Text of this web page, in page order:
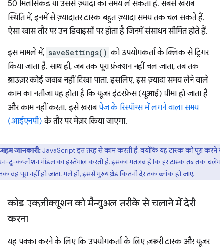
50 मिलीसेकंड या उससे ज़्यादा का समय ले सकता है. सबसे खराब
स्थिति में, इनमें से ज़्यादातर टास्क बहुत ज़्यादा समय तक चल सकते हैं.
ऐसा खास तौर पर उन डिवाइसों पर होता है जिनमें संसाधन सीमित होते हैं.
इस मामले में, saveSettings() को उपयोगकर्ता के क्लिक से ट्रिगर
किया जाता है. साथ ही, जब तक पूरा फ़ंक्शन नहीं चल जाता, तब तक
ब्राउज़र कोई जवाब नहीं दिखा पाता. इसलिए, इस ज़्यादा समय लेने वाले
काम का नतीजा यह होता है कि यूज़र इंटरफ़ेस (यूआई) धीमा हो जाता है
और काम नहीं करता. इसे खराबपेज के रिस्पॉन्स में लगने वाला समय
(आईएनपी) के तौर पर मेज़र किया जाएगा.
अहम जानकारी:JavaScript इस तरह से काम करती है, क्योंकि यह टास्क को पूरा
रन-टू-कंप्लीशन मॉडलका इस्तेमाल करती है. इसका मतलब है कि हर टास्क तब तक
वह पूरा नहीं हो जाता. भले ही, इससे मुख्य थ्रेड कितनी देर तक ब्लॉक हो जाए.
कोड एक्ज़ीक्यूशन को मैन्युअल तरीके से चलाने में देरी
करना
यह पक्का करने के लिए कि उपयोगकर्ता के लिए ज़रूरी टास्क और यूज़र